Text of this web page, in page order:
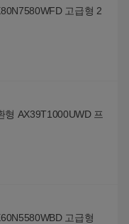
고급형 2
형 AX39T1000UWD 프
고급형